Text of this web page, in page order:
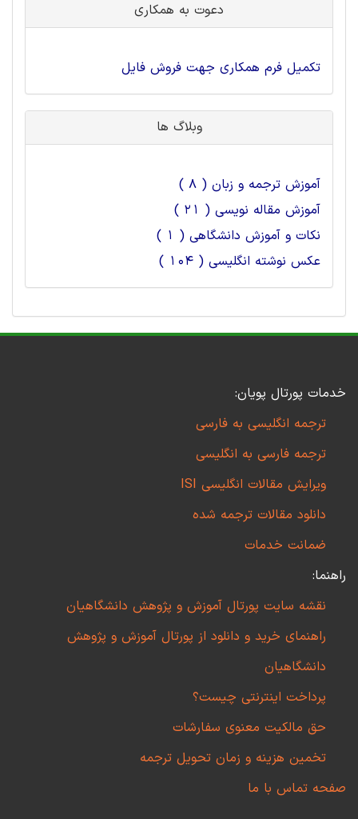
دعوت به همکاری
تکمیل فرم همکاری جهت فروش فایل
وبلاگ ها
آموزش ترجمه و زبان ( 8 )
آموزش مقاله نویسی ( 21 )
نکات و آموزش دانشگاهی ( 1 )
عکس نوشته انگلیسی ( 104 )
خدمات پورتال پویان:
ترجمه انگلیسی به فارسی
ترجمه فارسی به انگلیسی
ویرایش مقالات انگلیسی ISI
دانلود مقالات ترجمه شده
ضمانت خدمات
راهنما:
نقشه سایت پورتال آموزش و پژوهش دانشگاهیان
راهنمای خرید و دانلود از پورتال آموزش و پژوهش
دانشگاهیان
پرداخت اینترنتی چیست؟
حق مالکیت معنوی سفارشات
تخمین هزینه و زمان تحویل ترجمه
صفحه تماس با ما